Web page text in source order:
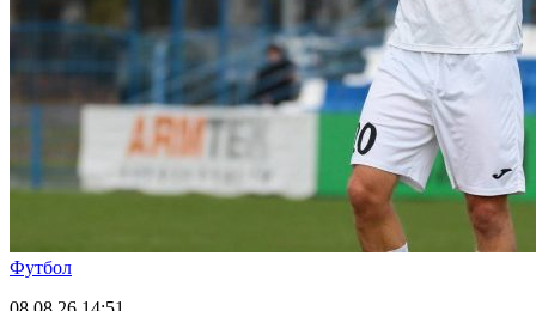
Футбол